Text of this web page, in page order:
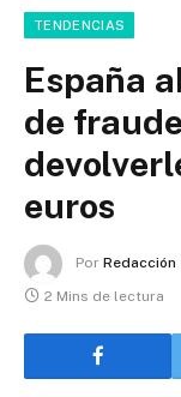
TENDENCIAS
España
de
euros
Por Redacción
2 Mins de lectura